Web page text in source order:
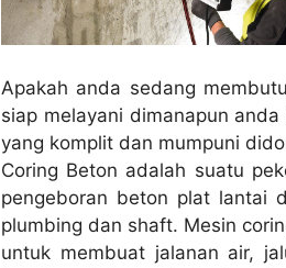
Apakah anda sedang
siap melayani dimanapun
yang komplit dan mumpuni
Coring Beton adalah suatu
pengeboran beton plat lantai
plumbing dan shaft. Mesin
untuk membuat jalanan air,